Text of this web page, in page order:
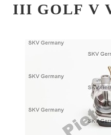
III GOLF V